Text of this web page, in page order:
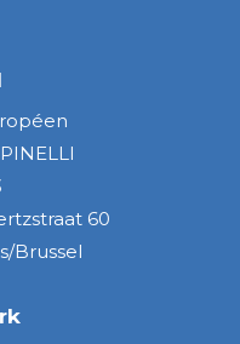
60
Brussel